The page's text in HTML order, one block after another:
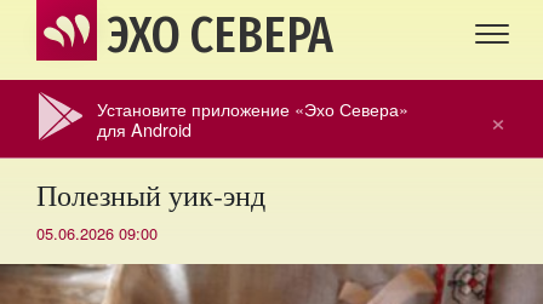
ЭХО СЕВЕРА
×
Установите приложение «Эхо Севера»
для Android
Полезный уик-энд
05.06.2026 09:00